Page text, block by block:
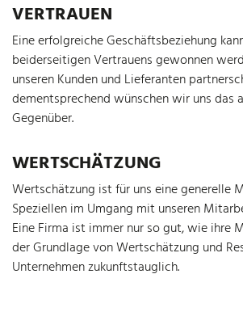
VERTRAUEN
Eine erfolgreiche Geschäftsbeziehung
beiderseitigen Vertrauens gewonnen
unseren Kunden und Lieferanten
dementsprechend wünschen wir uns das
Gegenüber.
WERTSCHÄTZUNG
Wertschätzung ist für uns eine generelle
Speziellen im Umgang mit unseren
Eine Firma ist immer nur so gut, wie ihre
der Grundlage von Wertschätzung und
Unternehmen zukunftstauglich.